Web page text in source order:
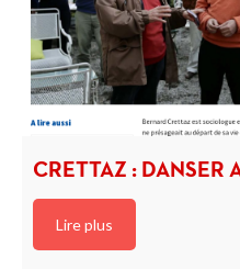
CRETTAZ : DANSER
Lire plus